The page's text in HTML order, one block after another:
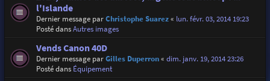
l'Islande
Dernier message parChristophe Suarez« lun. févr. 03, 2014 19:23
Posté dansAutres images
Vends Canon 40D
Dernier message parGilles Duperron« dim. janv. 19, 2014 23:26
Posté dans Équipement